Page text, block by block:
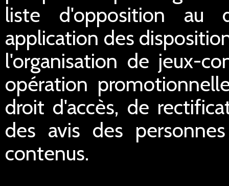
liste d'opposition au
application des
l'organisation de jeux-
opération
droit d'accès, de
des avis des
contenus.